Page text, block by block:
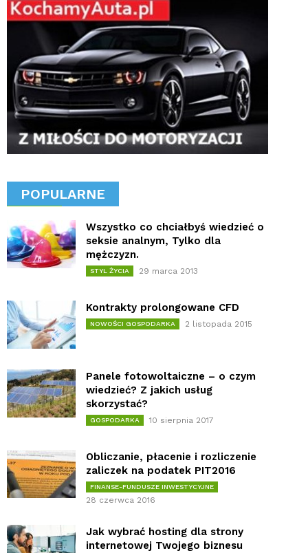
POPULARNE
Wszystko co chciałbyś wiedzieć o
seksie analnym, Tylko dla
mężczyzn.
STYL ŻYCIA 29 marca 2013
Kontrakty prolongowane CFD
NOWOŚCI GOSPODARKA 2 listopada 2015
Panele fotowoltaiczne – o czym
wiedzieć? Z jakich usług
skorzystać?
GOSPODARKA 10 sierpnia 2017
Obliczanie, płacenie i rozliczenie
zaliczek na podatek PIT2016
FINANSE-FUNDUSZE INWESTYCYJNE
28 czerwca 2016
Jak wybrać hosting dla strony
internetowej Twojego biznesu